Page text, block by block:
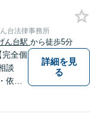
だけ
ださ
台法律事務所
ん台駅 から徒歩5分
完全個
談
依頼
詳細を見
る